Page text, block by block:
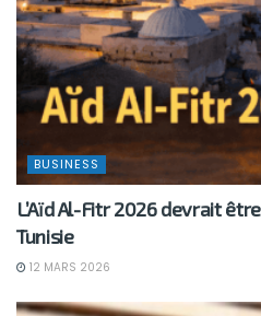
BUSINESS
L’Aïd Al-Fitr 2026 devrait
Tunisie
12 MARS 2026